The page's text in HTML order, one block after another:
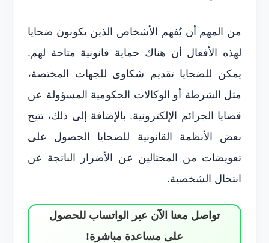
من المهم أن يُفهم الأشخاص الذين يكونون ضحايا
لهذه الأفعال أن هناك حماية قانونية متاحة لهم.
يمكن للضحايا تقديم شكاوى للجهات المختصة،
مثل الشرطة أو الوكالات الحكومية المسؤولة عن
قضايا الجرائم الإلكترونية. بالإضافة إلى ذلك، تتيح
بعض الأنظمة القانونية للضحايا الحصول على
تعويضات من المحتالين عن الأضرار الناتجة عن
انتحال الشخصية.
تواصل معنا الآن عبر الواتساب للحصول
على مساعدة مباشرة!